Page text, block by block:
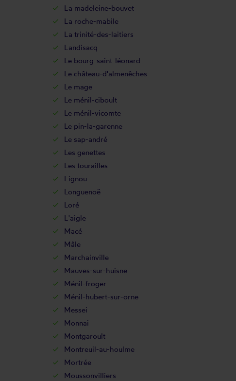
La madeleine-bouvet
La roche-mabile
La trinité-des-laitiers
Landisacq
Le bourg-saint-léonard
Le château-d'almenêches
Le mage
Le ménil-ciboult
Le ménil-vicomte
Le pin-la-garenne
Le sap-andré
Les genettes
Les tourailles
Lignou
Longuenoë
Loré
L'aigle
Macé
Mâle
Marchainville
Mauves-sur-huisne
Ménil-froger
Ménil-hubert-sur-orne
Messei
Monnai
Montgaroult
Montreuil-au-houlme
Mortrée
Moussonvilliers